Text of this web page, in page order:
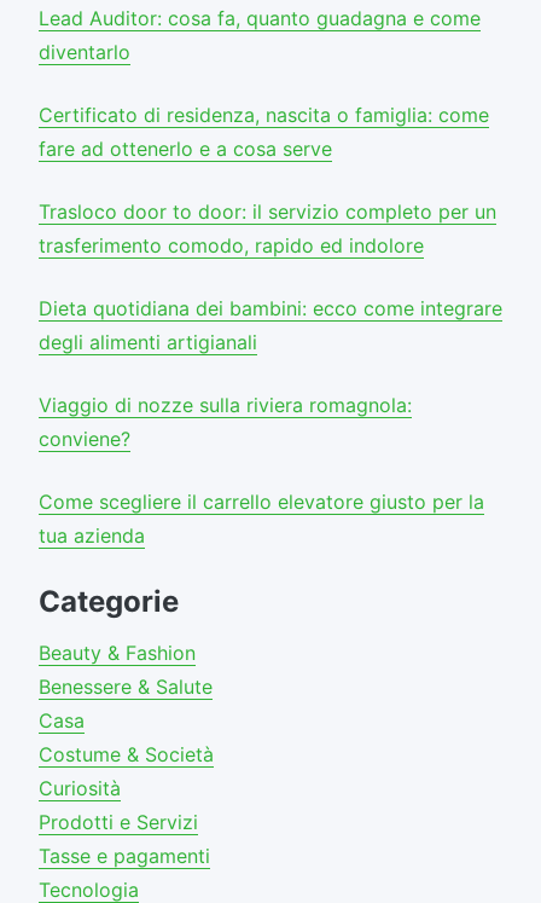
Lead Auditor: cosa fa, quanto guadagna e come
diventarlo
Certificato di residenza, nascita o famiglia: come
fare ad ottenerlo e a cosa serve
Trasloco door to door: il servizio completo per un
trasferimento comodo, rapido ed indolore
Dieta quotidiana dei bambini: ecco come integrare
degli alimenti artigianali
Viaggio di nozze sulla riviera romagnola:
conviene?
Come scegliere il carrello elevatore giusto per la
tua azienda
Categorie
Beauty & Fashion
Benessere & Salute
Casa
Costume & Società
Curiosità
Prodotti e Servizi
Tasse e pagamenti
Tecnologia